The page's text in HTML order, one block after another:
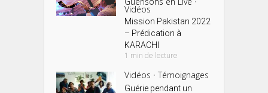
•
Vidéos
Mission Pakistan 2022
– Prédication à
KARACHI
1 min de lecture
Vidéos • Témoignages
Guérie pendant un